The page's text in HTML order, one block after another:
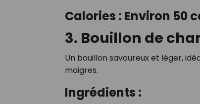
Calories : Environ 50
3. Bouillon de
Un bouillon savoureux et léger,
maigres.
Ingrédients :